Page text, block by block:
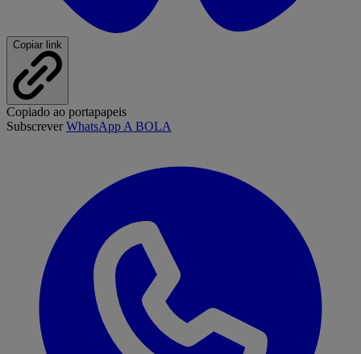
Copiar link
Copiado ao portapapeis
SubscreverWhatsApp A BOLA